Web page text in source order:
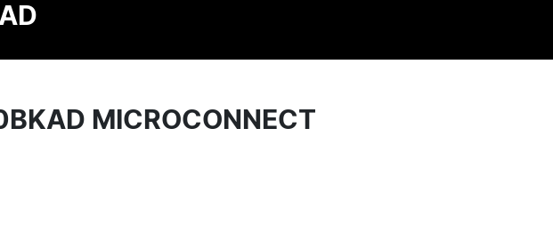
MICROCONNECT